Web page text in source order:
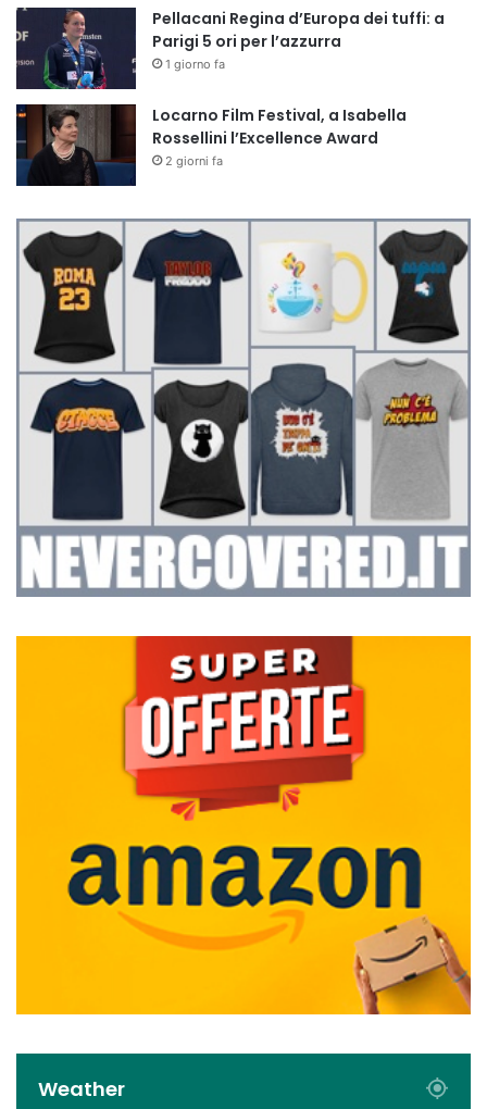
Pellacani Regina d’Europa dei tuffi: a
Parigi 5 ori per l’azzurra
1 giorno fa
Locarno Film Festival, a Isabella
Rossellini l’Excellence Award
2 giorni fa
Weather